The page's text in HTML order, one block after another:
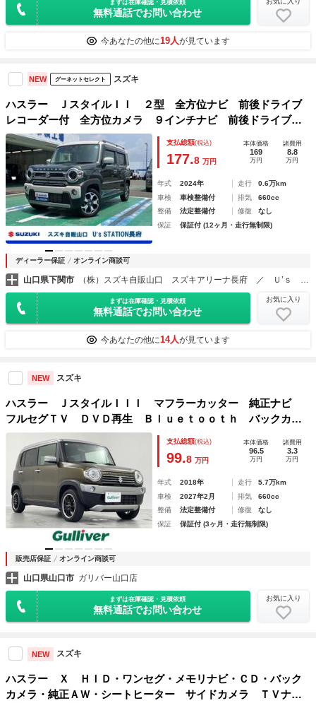
まずは在庫確認・見積依頼
無料通話でお問い合わせ
今あなたの他に19人が見ています
NEW グーネットセレクト スズキ
ハスラー ＪスタイルＩＩ ２型 全方位ナビ 前後ドライブ
レコーダー付 全方位カメラ ９インチナビ 前後ドライブレ
コーダー 前後ブレーキサポート フットパーキングブレー
キ オートエアコン ナノイー搭載 シートヒーター オート
ライト フロントフォグランプ
支払総額(税込)
177.8 万円
本体価格
169
万円
諸費用
8.8
万円
年式 2024年 走行
0.6万km
車検
車検整備付 排気
660cc
整備
法定整備付 修復
なし
保証
保証付 (12ヶ月・走行無制限)
ディーラー保証 オンライン商談可
山口県下関市
まずは在庫確認・見積依頼
無料通話でお問い合わせ
お気に入り
今あなたの他に14人が見ています
NEW スズキ
ハスラー ＪスタイルＩＩＩ マフラーカッター 純正ナビ
フルセグＴＶ ＤＶＤ再生 Ｂｌｕｅｔｏｏｔｈ バックカメ
ラ 前方ドラレコ ＥＴＣ レーンキープ 衝突軽減ブレー
キ 横滑り防止 オートライト 前席シートヒーター 社外１
５ＡＷ
支払総額(税込)
99.8 万円
本体価格
96.5
万円
諸費用
3.3
万円
年式 2018年 走行
5.7万km
車検
2027年2月 排気
660cc
整備
法定整備付 修復
なし
保証
保証付 (3ヶ月・走行無制限)
販売店保証 オンライン商談可
山口県山口市 ガリバー山口店
まずは在庫確認・見積依頼
無料通話でお問い合わせ
お気に入り
NEW スズキ
ハスラー Ｘ ＨＩＤ・ワンセグ・メモリナビ・ＣＤ・バック
カメラ・純正ＡＷ・シートヒーター サイドカメラ ＴＶナ